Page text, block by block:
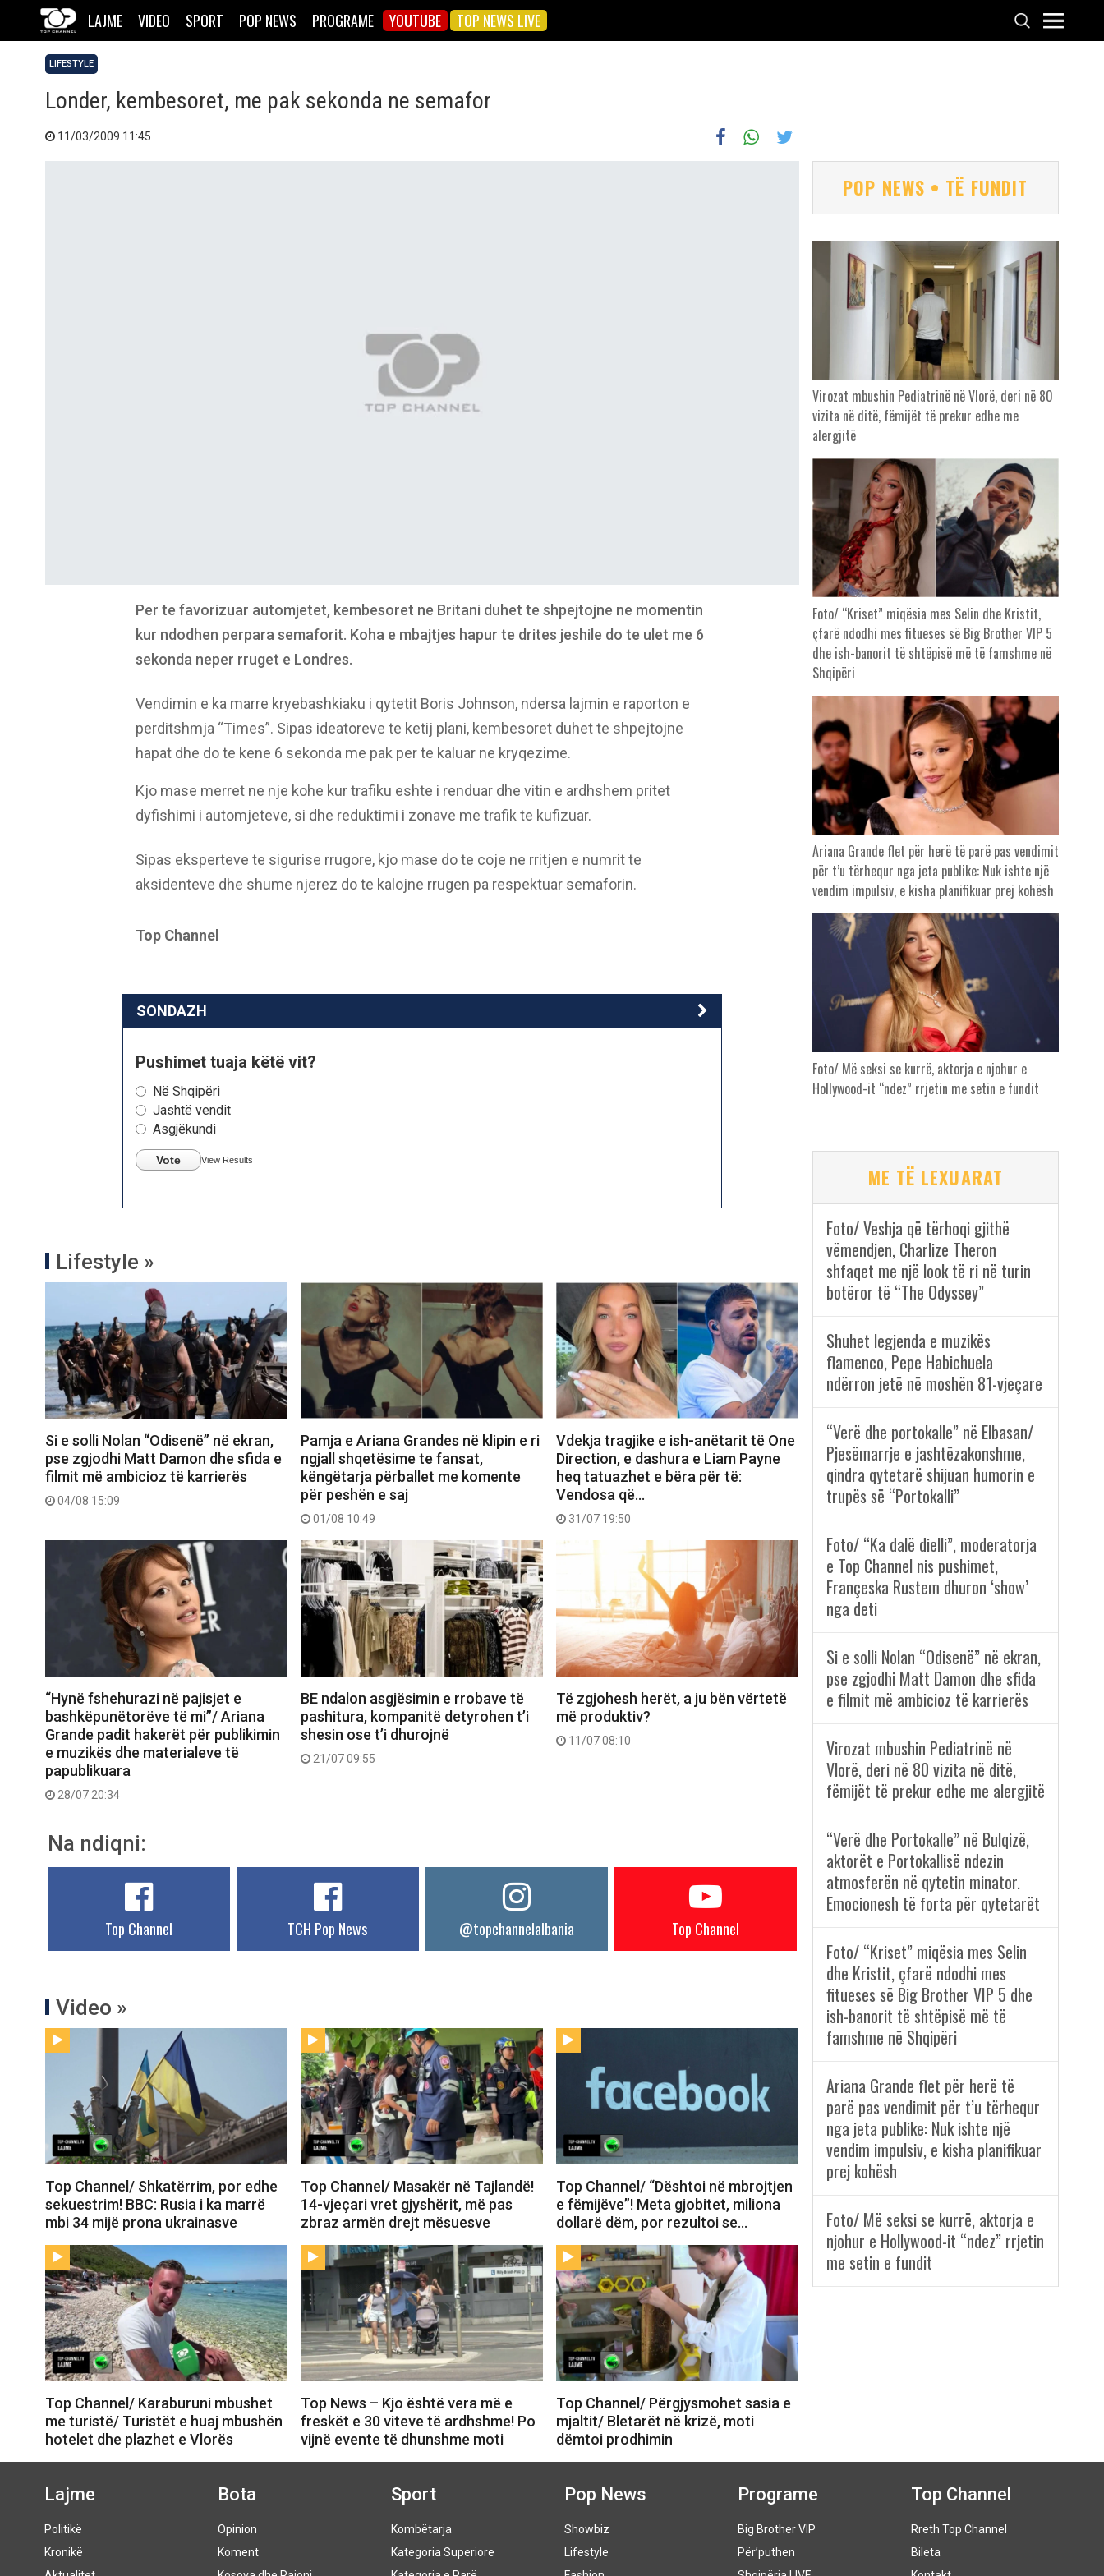
LAJME VIDEO SPORT POP NEWS PROGRAME YOUTUBE TOP NEWS LIVE
LIFESTYLE
Londer, kembesoret, me pak sekonda ne semafor
11/03/2009 11:45
Per te favorizuar automjetet, kembesoret ne Britani duhet te shpejtojne ne momentin
kur ndodhen perpara semaforit. Koha e mbajtjes hapur te drites jeshile do te ulet me 6
sekonda neper rruget e Londres.
Vendimin e ka marre kryebashkiaku i qytetit Boris Johnson, ndersa lajmin e raporton e
perditshmja “Times”. Sipas ideatoreve te ketij plani, kembesoret duhet te shpejtojne
hapat dhe do te kene 6 sekonda me pak per te kaluar ne kryqezime.
Kjo mase merret ne nje kohe kur trafiku eshte i renduar dhe vitin e ardhshem pritet
dyfishimi i automjeteve, si dhe reduktimi i zonave me trafik te kufizuar.
Sipas eksperteve te sigurise rrugore, kjo mase do te coje ne rritjen e numrit te
aksidenteve dhe shume njerez do te kalojne rrugen pa respektuar semaforin.
Top Channel
SONDAZH
Pushimet tuaja këtë vit?
Në Shqipëri
Jashtë vendit
Asgjëkundi
Vote View Results
Lifestyle »
Si e solli Nolan “Odisenë” në ekran,
pse zgjodhi Matt Damon dhe sfida e
filmit më ambicioz të karrierës
04/08 15:09
Pamja e Ariana Grandes në klipin e ri
ngjall shqetësime te fansat,
këngëtarja përballet me komente
për peshën e saj
01/08 10:49
Vdekja tragjike e ish-anëtarit të One
Direction, e dashura e Liam Payne
heq tatuazhet e bëra për të:
Vendosa që…
31/07 19:50
“Hynë fshehurazi në pajisjet e
bashkëpunëtorëve të mi”/ Ariana
Grande padit hakerët për publikimin
e muzikës dhe materialeve të
papublikuara
28/07 20:34
BE ndalon asgjësimin e rrobave të
pashitura, kompanitë detyrohen t’i
shesin ose t’i dhurojnë
21/07 09:55
Të zgjohesh herët, a ju bën vërtetë
më produktiv?
11/07 08:10
Na ndiqni:
Top Channel TCH Pop News @topchannelalbania Top Channel
Video »
Top Channel/ Shkatërrim, por edhe
sekuestrim! BBC: Rusia i ka marrë
mbi 34 mijë prona ukrainasve
Top Channel/ Masakër në Tajlandë!
14-vjeçari vret gjyshërit, më pas
zbraz armën drejt mësuesve
Top Channel/ “Dështoi në mbrojtjen
e fëmijëve”! Meta gjobitet, miliona
dollarë dëm, por rezultoi se…
Top Channel/ Karaburuni mbushet
me turistë/ Turistët e huaj mbushën
hotelet dhe plazhet e Vlorës
Top News – Kjo është vera më e
freskët e 30 viteve të ardhshme! Po
vijnë evente të dhunshme moti
Top Channel/ Përgjysmohet sasia e
mjaltit/ Bletarët në krizë, moti
dëmtoi prodhimin
POP NEWS • TË FUNDIT
Virozat mbushin Pediatrinë në Vlorë, deri në 80
vizita në ditë, fëmijët të prekur edhe me
alergjitë
Foto/ “Kriset” miqësia mes Selin dhe Kristit,
çfarë ndodhi mes fitueses së Big Brother VIP 5
dhe ish-banorit të shtëpisë më të famshme në
Shqipëri
Ariana Grande flet për herë të parë pas vendimit
për t’u tërhequr nga jeta publike: Nuk ishte një
vendim impulsiv, e kisha planifikuar prej kohësh
Foto/ Më seksi se kurrë, aktorja e njohur e
Hollywood-it “ndez” rrjetin me setin e fundit
ME TË LEXUARAT
Foto/ Veshja që tërhoqi gjithë
vëmendjen, Charlize Theron
shfaqet me një look të ri në turin
botëror të “The Odyssey”
Shuhet legjenda e muzikës
flamenco, Pepe Habichuela
ndërron jetë në moshën 81-vjeçare
“Verë dhe portokalle” në Elbasan/
Pjesëmarrje e jashtëzakonshme,
qindra qytetarë shijuan humorin e
trupës së “Portokalli”
Foto/ “Ka dalë dielli”, moderatorja
e Top Channel nis pushimet,
Françeska Rustem dhuron ‘show’
nga deti
Si e solli Nolan “Odisenë” në ekran,
pse zgjodhi Matt Damon dhe sfida
e filmit më ambicioz të karrierës
Virozat mbushin Pediatrinë në
Vlorë, deri në 80 vizita në ditë,
fëmijët të prekur edhe me alergjitë
“Verë dhe Portokalle” në Bulqizë,
aktorët e Portokallisë ndezin
atmosferën në qytetin minator.
Emocionesh të forta për qytetarët
Foto/ “Kriset” miqësia mes Selin
dhe Kristit, çfarë ndodhi mes
fitueses së Big Brother VIP 5 dhe
ish-banorit të shtëpisë më të
famshme në Shqipëri
Ariana Grande flet për herë të
parë pas vendimit për t’u tërhequr
nga jeta publike: Nuk ishte një
vendim impulsiv, e kisha planifikuar
prej kohësh
Foto/ Më seksi se kurrë, aktorja e
njohur e Hollywood-it “ndez” rrjetin
me setin e fundit
Lajme
Politikë
Kronikë
Bota
Opinion
Koment
Sport
Kombëtarja
Kategoria Superiore
Pop News
Showbiz
Lifestyle
Programe
Big Brother VIP
Për’puthen
Top Channel
Rreth Top Channel
Bileta